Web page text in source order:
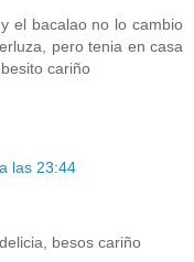
el bacalao no lo cambio
pero tenia en casa
cariño
las 23:44
besos cariño